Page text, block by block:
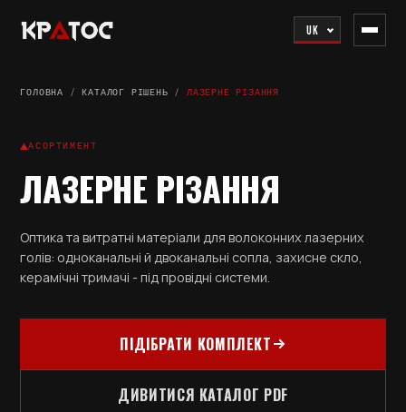
UK
ГОЛОВНА /КАТАЛОГ РІШЕНЬ /ЛАЗЕРНЕ РІЗАННЯ
АСОРТИМЕНТ
ЛАЗЕРНЕ РІЗАННЯ
Оптика та витратні матеріали для волоконних лазерних
голів: одноканальні й двоканальні сопла, захисне скло,
керамічні тримачі - під провідні системи.
ПІДІБРАТИ КОМПЛЕКТ
ДИВИТИСЯ КАТАЛОГ PDF